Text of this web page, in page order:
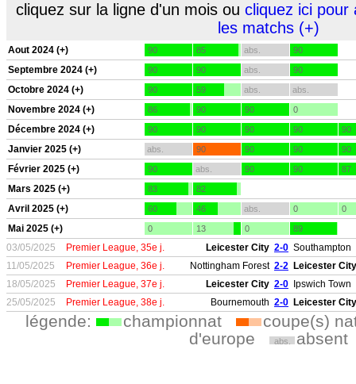
cliquez sur la ligne d'un mois ou cliquez ici pour
les matchs (+)
Aout 2024 (+) 90 85 abs. 90
Septembre 2024 (+) 90 90 abs. 90
Octobre 2024 (+) 90 59 abs. abs.
Novembre 2024 (+) 86 90 90 0
Décembre 2024 (+) 90 90 90 90 90
Janvier 2025 (+) abs. 90 90 90 90
Février 2025 (+) 90 abs. 90 90 87
Mars 2025 (+) 83 82
Avril 2025 (+) 60 46 abs. 0 0
Mai 2025 (+) 0 13 0 89
03/05/2025 Premier League, 35e j. Leicester City 2-0 Southampton
11/05/2025
Premier League, 36e j. Nottingham Forest 2-2 Leicester City
18/05/2025
Premier League, 37e j. Leicester City 2-0
Ipswich Town
25/05/2025
Premier League, 38e j. Bournemouth 2-0 Leicester City
légende: championnat
coupe(s)
d'europe
abs. absent